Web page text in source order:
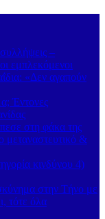
–
εμπλεκόμενοι
«Δεν αγαπούν
Έντονες
στη φάκα της
μεταναστευτικό &
κινδύνου 4)
στην Τήνο με
τότε όλα